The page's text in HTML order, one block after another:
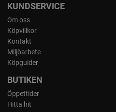
KUNDSERVICE
Om oss
Köpvillkor
Kontakt
Miljöarbete
Köpguider
BUTIKEN
Öppettider
Hitta hit